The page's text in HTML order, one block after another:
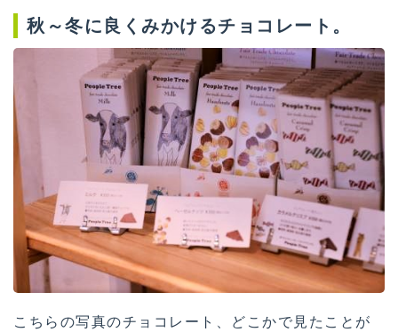
秋～冬に良くみかけるチョコレート。
こちらの写真のチョコレート、どこかで見たことが